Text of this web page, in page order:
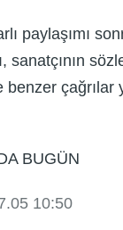
paylaşımı
sanatçının
çağrılar
BUGÜN
10:50